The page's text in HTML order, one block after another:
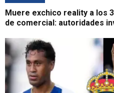
Muere exchico reality a los
de comercial: autoridades